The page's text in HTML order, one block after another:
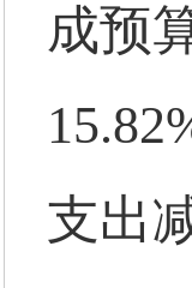
成预
支出